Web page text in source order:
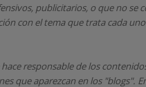
publicitarios, o que no se
con el tema que trata cada
hace responsable de los
que aparezcan en los "blogs".